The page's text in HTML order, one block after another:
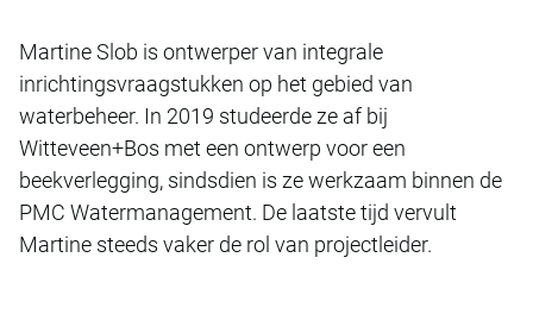
Martine Slob is ontwerper van integrale
inrichtingsvraagstukken op het gebied van
waterbeheer. In 2019 studeerde ze af bij
Witteveen+Bos met een ontwerp voor een
beekverlegging, sindsdien is ze werkzaam binnen de
PMC Watermanagement. De laatste tijd vervult
Martine steeds vaker de rol van projectleider.